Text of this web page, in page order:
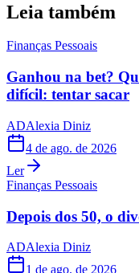
Leia também
Finanças Pessoais
Ganhou na bet?
difícil: tentar sacar
ADAlexia Diniz
4 de ago. de 2026
Ler
Finanças Pessoais
Depois dos 50, o
ADAlexia Diniz
1 de ago. de 2026